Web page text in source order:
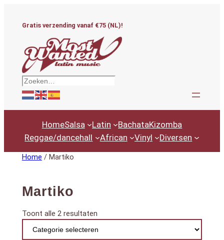
Gratis verzending vanaf €75 (NL)!
Zoeken
HomeSalsa Latin BachataKizomba
Reggae/dancehall
African Vinyl Diversen
Home / Martiko
Martiko
Toont alle 2 resultatenGesorteerd
nieuwste